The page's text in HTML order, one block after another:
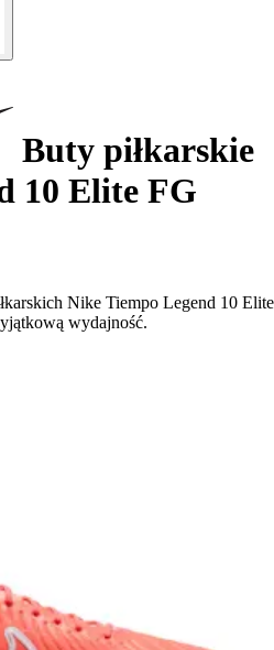
Buty piłkarskie
10 Elite FG
Nike Tiempo Legend 10 Elite
wydajność.